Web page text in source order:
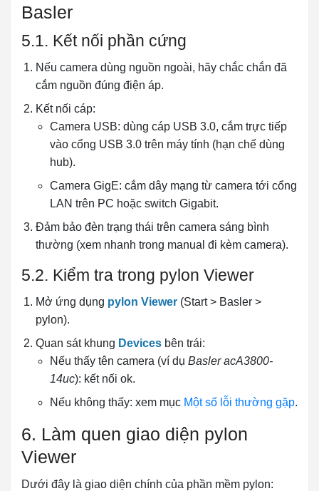
Basler
5.1. Kết nối phần cứng
Nếu camera dùng nguồn ngoài, hãy chắc chắn đã
cắm nguồn đúng điện áp.
Kết nối cáp:
Camera USB: dùng cáp USB 3.0, cắm trực tiếp
vào cổng USB 3.0 trên máy tính (hạn chế dùng
hub).
Camera GigE: cắm dây mạng từ camera tới cổng
LAN trên PC hoặc switch Gigabit.
Đảm bảo đèn trạng thái trên camera sáng bình
thường (xem nhanh trong manual đi kèm camera).
5.2. Kiểm tra trong pylon Viewer
Mở ứng dụng pylon Viewer (Start > Basler >
pylon).
Quan sát khung Devices bên trái:
Nếu thấy tên camera (ví dụ Basler acA3800-
14uc): kết nối ok.
Nếu không thấy: xem mục Một số lỗi thường gặp.
6. Làm quen giao diện pylon
Viewer
Dưới đây là giao diện chính của phần mềm pylon: